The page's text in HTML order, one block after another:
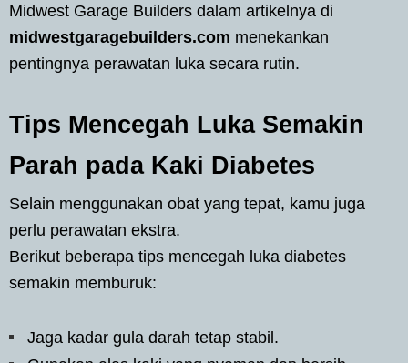
Midwest Garage Builders dalam artikelnya di
midwestgaragebuilders.com menekankan
pentingnya perawatan luka secara rutin.
Tips Mencegah Luka Semakin
Parah pada Kaki Diabetes
Selain menggunakan obat yang tepat, kamu juga
perlu perawatan ekstra.
Berikut beberapa tips mencegah luka diabetes
semakin memburuk:
Jaga kadar gula darah tetap stabil.